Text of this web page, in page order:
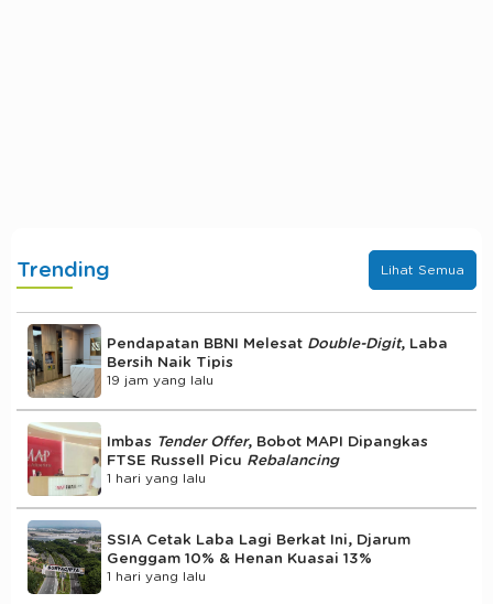
Trending Lihat Semua
Pendapatan BBNI Melesat Double-Digit, Laba
Bersih Naik Tipis
19 jam yang lalu
Imbas Tender Offer, Bobot MAPI Dipangkas
FTSE Russell Picu Rebalancing
1 hari yang lalu
SSIA Cetak Laba Lagi Berkat Ini, Djarum
Genggam 10% & Henan Kuasai 13%
1 hari yang lalu